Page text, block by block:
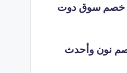
خصم سوق دوت
نون وأحدث